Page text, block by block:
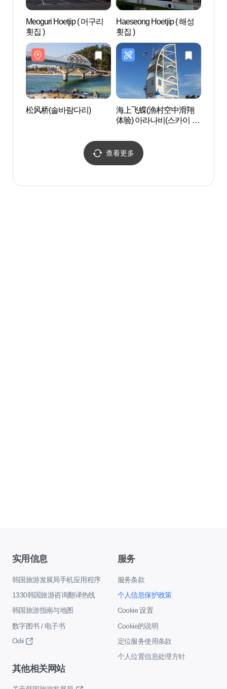
Meoguri Hoetjip ( 머구리
횟집 )
Haeseong Hoetjip ( 해성
횟집 )
松风桥(솔바람다리)
海上飞蝶(渔村空中滑翔
体验) 아라나비(스카이 어
查看更多
实用信息
韩国旅游发展局手机应用程序
1330韩国旅游咨询翻译热线
韩国旅游指南与地图
数字图书 / 电子书
Odii
服务
服务条款
个人信息保护政策
Cookie 设置
Cookie的说明
定位服务使用条款
个人位置信息处理方针
其他相关网站